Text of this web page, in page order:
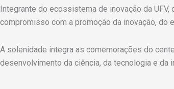
Integrante do ecossistema de inovação da
compromisso com a promoção da inovação, do
A solenidade integra as comemorações do
desenvolvimento da ciência, da tecnologia e da